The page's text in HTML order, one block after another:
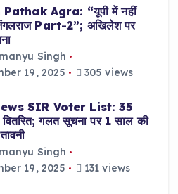
Agra: “यूपी में नहीं
Part-2”; अखिलेश पर
Singh
19, 2025
305 views
SIR Voter List: 35
वितरित; गलत सूचना पर 1 साल की
Singh
19, 2025
131 views